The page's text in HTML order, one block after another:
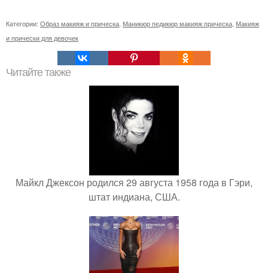
Категории: Образ макияж и прическа Маникюр педикюр макияж прическа Макияж
и прически для девочек
Читайте также
Майкл Джексон родился 29 августа 1958 года в Гэри,
штат индиана, США.